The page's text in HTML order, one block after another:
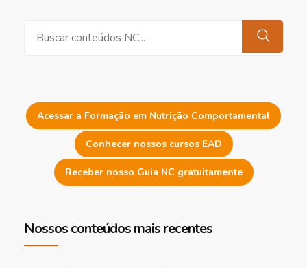
Acessar a Formação em Nutrição Comportamental
Conhecer nossos cursos EAD
Receber nosso Guia NC gratuitamente
Nossos conteúdos mais recentes